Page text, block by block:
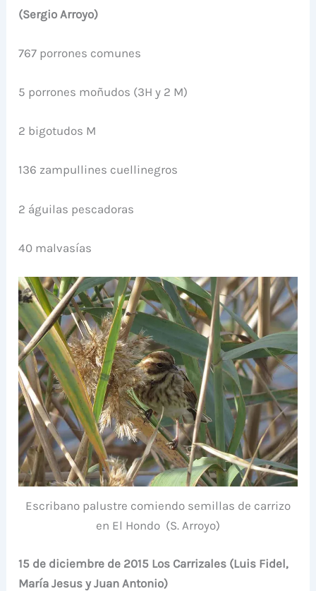
(Sergio Arroyo)
767 porrones comunes
5 porrones moñudos (3H y 2 M)
2 bigotudos M
136 zampullines cuellinegros
2 águilas pescadoras
40 malvasías
Escribano palustre comiendo semillas de carrizo
en El Hondo (S. Arroyo)
15 de diciembre de 2015 Los Carrizales (Luis Fidel,
María Jesus y Juan Antonio)